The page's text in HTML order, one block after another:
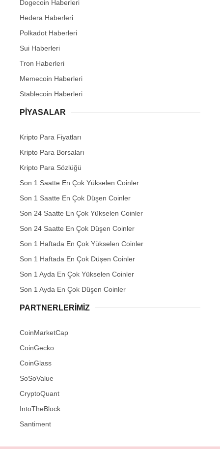
Dogecoin Haberleri
Hedera Haberleri
Polkadot Haberleri
Sui Haberleri
Tron Haberleri
Memecoin Haberleri
Stablecoin Haberleri
PIYASALAR
Kripto Para Fiyatları
Kripto Para Borsaları
Kripto Para Sözlüğü
Son 1 Saatte En Çok Yükselen Coinler
Son 1 Saatte En Çok Düşen Coinler
Son 24 Saatte En Çok Yükselen Coinler
Son 24 Saatte En Çok Düşen Coinler
Son 1 Haftada En Çok Yükselen Coinler
Son 1 Haftada En Çok Düşen Coinler
Son 1 Ayda En Çok Yükselen Coinler
Son 1 Ayda En Çok Düşen Coinler
PARTNERLERIMIZ
CoinMarketCap
CoinGecko
CoinGlass
SoSoValue
CryptoQuant
IntoTheBlock
Santiment